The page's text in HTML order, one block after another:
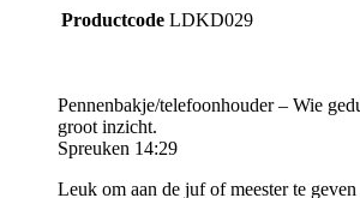
Productcode LDKD029
Pennenbakje/telefoonhouder – Wie
groot inzicht.
Spreuken 14:29
Leuk om aan de juf of meester te geven